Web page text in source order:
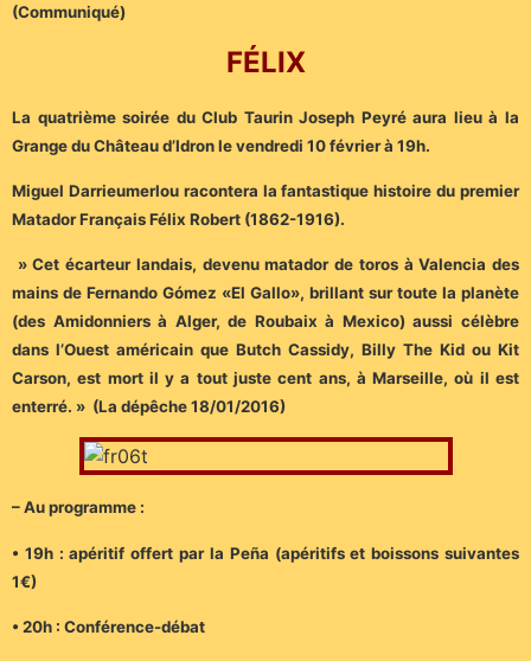
(Communiqué)
FÉLIX
La quatrième soirée du Club Taurin Joseph Peyré aura lieu à la
Grange du Château d’Idron le vendredi 10 février à 19h.
Miguel Darrieumerlou racontera la fantastique histoire du premier
Matador Français Félix Robert (1862-1916).
» Cet écarteur landais, devenu matador de toros à Valencia des
mains de Fernando Gómez «El Gallo», brillant sur toute la planète
(des Amidonniers à Alger, de Roubaix à Mexico) aussi célèbre
dans l’Ouest américain que Butch Cassidy, Billy The Kid ou Kit
Carson, est mort il y a tout juste cent ans, à Marseille, où il est
enterré. » (La dépêche 18/01/2016)
– Au programme :
• 19h : apéritif offert par la Peña (apéritifs et boissons suivantes
1€)
• 20h : Conférence-débat